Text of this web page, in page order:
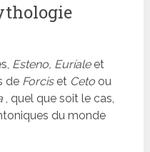
Esteno, Euríaleet
de Forciset Ceto ou
, quel que soit le cas,
du monde